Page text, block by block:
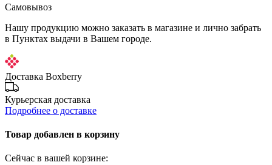
Самовывоз
Нашу продукцию можно заказать в магазине и лично забрать
в Пунктах выдачи в Вашем городе.
Доставка Boxberry
Курьерская доставка
Подробнее о доставке
Товар добавлен в корзину
Сейчас в вашей корзине: